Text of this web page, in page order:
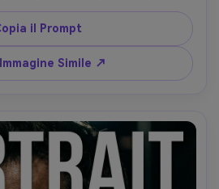
cupo nuvoloso, contrasto
Nikon Z8 85mm, profondità di
ultra-realistici e pori della pelle -
-ar 4:5
il Prompt
Simile ↗